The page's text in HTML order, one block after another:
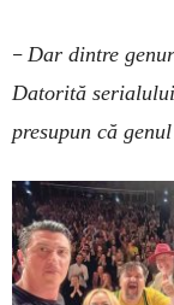
– Dar dintre
Datorită
presupun că